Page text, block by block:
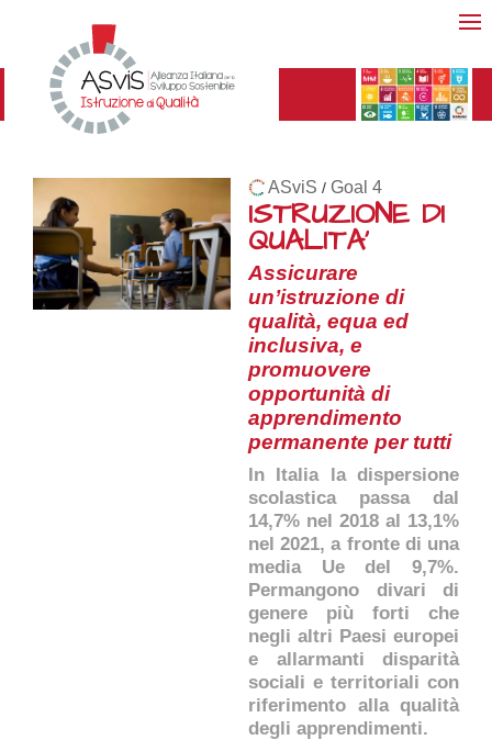
ASviS / Goal 4
ISTRUZIONE DI
QUALITA'
Assicurare
un’istruzione di
qualità, equa ed
inclusiva, e
promuovere
opportunità di
apprendimento
permanente per tutti
In Italia la dispersione
scolastica passa dal
14,7% nel 2018 al 13,1%
nel 2021, a fronte di una
media Ue del 9,7%.
Permangono divari di
genere più forti che
negli altri Paesi europei
e allarmanti disparità
sociali e territoriali con
riferimento alla qualità
degli apprendimenti.